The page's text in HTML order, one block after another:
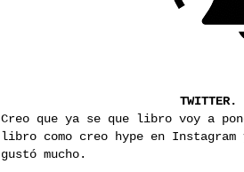
TWITTER.
Creo que ya se que libro voy a
libro como creo hype en
gustó mucho.